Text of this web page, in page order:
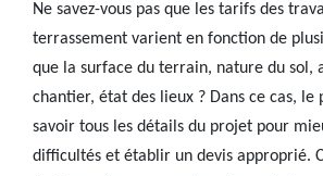
Ne savez-vous pas que les tarifs des
terrassement varient en fonction de
que la surface du terrain, nature du sol,
chantier, état des lieux ? Dans ce cas, le
savoir tous les détails du projet pour
difficultés et établir un devis approprié.